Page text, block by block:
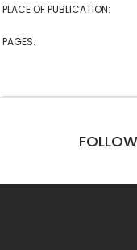
PLACE OF PUBLICATION:
PAGES: